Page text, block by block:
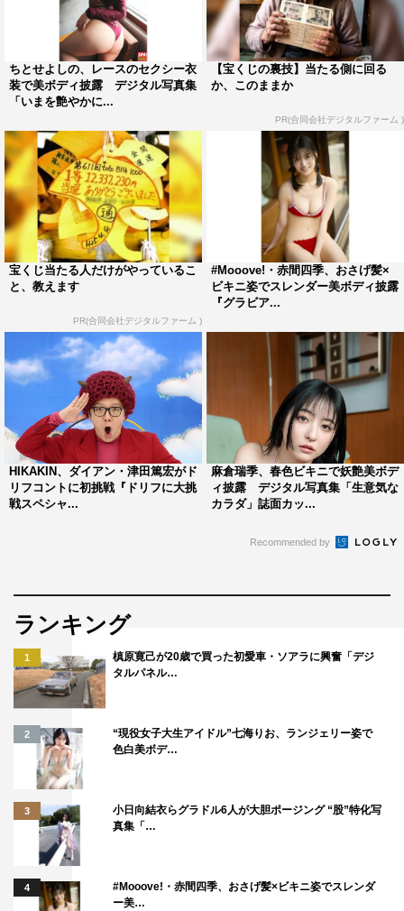
ちとせよしの、レースのセクシー衣
装で美ボディ披露 デジタル写真集
「いまを艶やかに...
【宝くじの裏技】当たる側に回る
か、このままか
PR(合同会社デジタルファーム )
宝くじ当たる人だけがやっているこ
と、教えます
PR(合同会社デジタルファーム )
#Mooove!・赤間四季、おさげ髪×
ビキニ姿でスレンダー美ボディ披露
『グラビア...
HIKAKIN、ダイアン・津田篤宏がド
リフコントに初挑戦『ドリフに大挑
戦スペシャ...
麻倉瑞季、春色ビキニで妖艶美ボデ
ィ披露 デジタル写真集「生意気な
カラダ」誌面カッ...
Recommended by
ランキング
1
槙原寛己が20歳で買った初愛車・ソアラに興奮「デジ
タルパネル…
2
“現役女子大生アイドル”七海りお、ランジェリー姿で
色白美ボデ…
3
小日向結衣らグラドル6人が大胆ポージング “股”特化写
真集「…
4
#Mooove!・赤間四季、おさげ髪×ビキニ姿でスレンダ
ー美…